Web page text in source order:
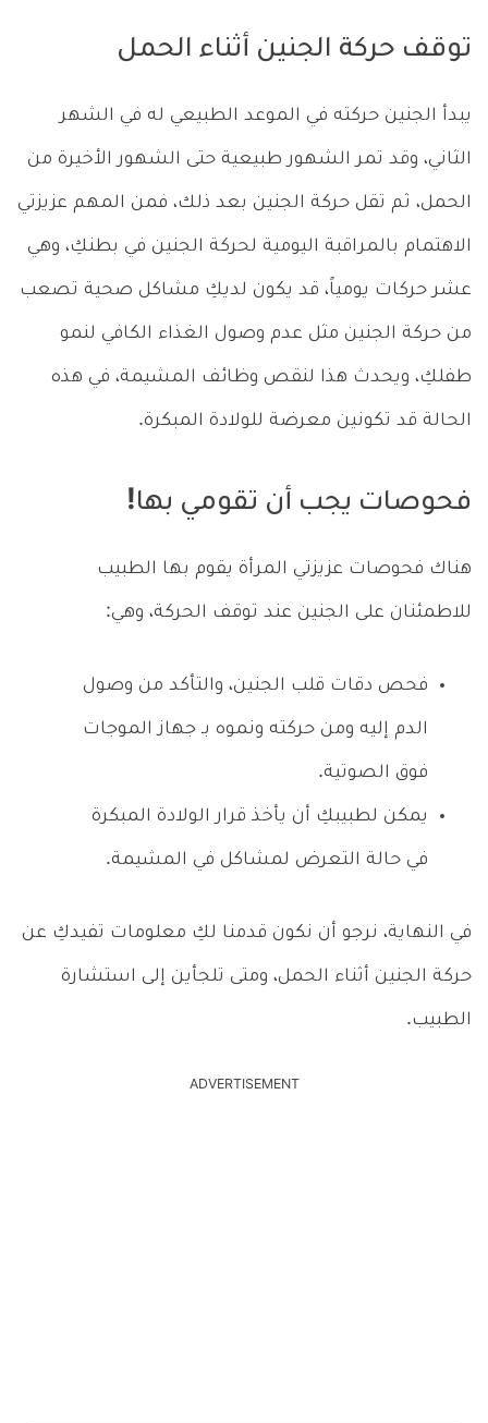
توقف حركة الجنين أثناء الحمل
يبدأ الجنين حركته في الموعد الطبيعي له في الشهر
الثاني، وقد تمر الشهور طبيعية حتى الشهور الأخيرة من
الحمل، ثم تقل حركة الجنين بعد ذلك، فمن المهم عزيزتي
الاهتمام بالمراقبة اليومية لحركة الجنين في بطنكِ، وهي
عشر حركات يومياً، قد يكون لديكِ مشاكل صحية تصعب
من حركة الجنين مثل عدم وصول الغذاء الكافي لنمو
طفلكِ، ويحدث هذا لنقص وظائف المشيمة، في هذه
الحالة قد تكونين معرضة للولادة المبكرة.
فحوصات يجب أن تقومي بها!
هناك فحوصات عزيزتي المرأة يقوم بها الطبيب
للاطمئنان على الجنين عند توقف الحركة، وهي:
فحص دقات قلب الجنين، والتأكد من وصول
الدم إليه ومن حركته ونموه بـ جهاز الموجات
فوق الصوتية.
يمكن لطبيبكِ أن يأخذ قرار الولادة المبكرة
في حالة التعرض لمشاكل في المشيمة.
في النهاية، نرجو أن نكون قدمنا لكِ معلومات تفيدكِ عن
حركة الجنين أثناء الحمل، ومتى تلجأين إلى استشارة
الطبيب.
ADVERTISEMENT